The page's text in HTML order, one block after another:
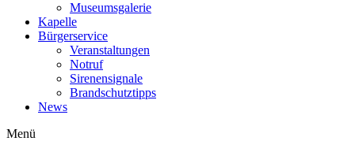
Museumsgalerie
Kapelle
Bürgerservice
Veranstaltungen
Notruf
Sirenensignale
Brandschutztipps
News
Menü